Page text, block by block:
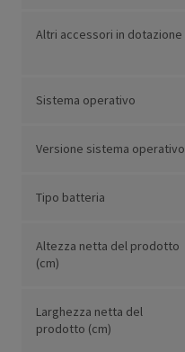
Altri accessori in dotazione
Sistema operativo
Versione sistema operativo
Tipo batteria
Altezza netta del prodotto
(cm)
Larghezza netta del
prodotto (cm)